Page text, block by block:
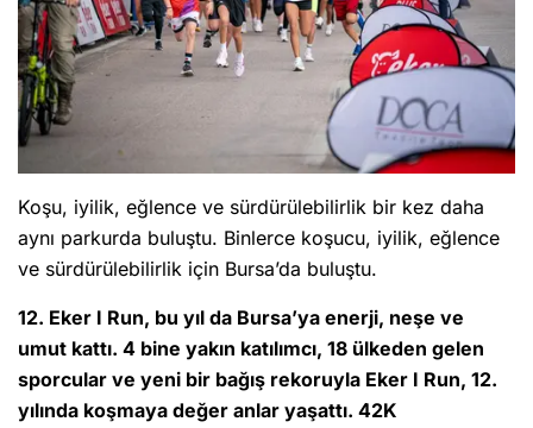
Koşu, iyilik, eğlence ve sürdürülebilirlik bir kez daha
aynı parkurda buluştu. Binlerce koşucu, iyilik, eğlence
ve sürdürülebilirlik için Bursa’da buluştu.
12. Eker I Run, bu yıl da Bursa’ya enerji, neşe ve
umut kattı. 4 bine yakın katılımcı, 18 ülkeden gelen
sporcular ve yeni bir bağış rekoruyla Eker I Run, 12.
yılında koşmaya değer anlar yaşattı. 42K